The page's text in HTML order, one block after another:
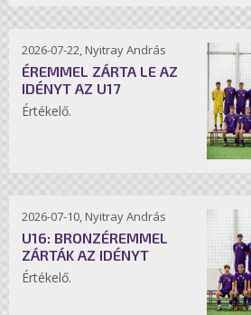
2026-07-22, Nyitray András
ÉREMMEL ZÁRTA LE AZ
IDÉNYT AZ U17
Értékelő.
2026-07-10, Nyitray András
U16: BRONZÉREMMEL
ZÁRTÁK AZ IDÉNYT
Értékelő.